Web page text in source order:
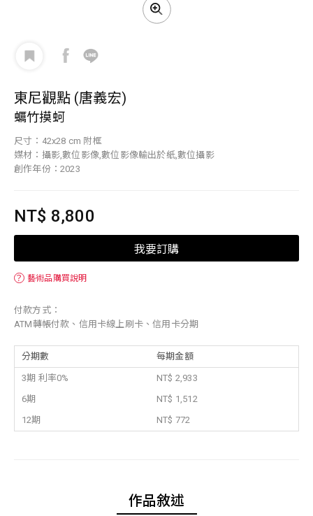
東尼觀點 (唐義宏)
蠣竹摸蚵
尺寸：42x28 cm 附框
媒材：攝影,數位影像,數位影像輸出於紙,數位攝影
創作年份：2023
NT$ 8,800
我要訂購
？ 藝術品購買說明
付款方式：
ATM轉帳付款、信用卡線上刷卡、信用卡分期
分期數 每期金額
3期 利率0%
NT$ 2,933
6期
NT$ 1,512
12期
NT$ 772
作品敘述